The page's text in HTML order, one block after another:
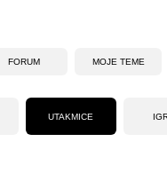
FORUM MOJE TEME
UTAKMICE